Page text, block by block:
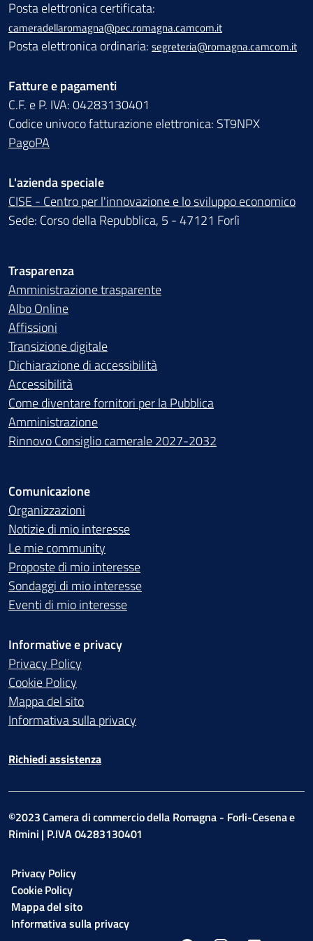
Posta elettronica certificata:
cameradellaromagna@pec.romagna.camcom.it
Posta elettronica ordinaria: segreteria@romagna.camcom.it
Fatture e pagamenti
C.F. e P. IVA: 04283130401
Codice univoco fatturazione elettronica: ST9NPX
PagoPA
L'azienda speciale
CISE - Centro per l'innovazione e lo sviluppo economico
Sede: Corso della Repubblica, 5 - 47121 Forlì
Trasparenza
Amministrazione trasparente
Albo Online
Affissioni
Transizione digitale
Dichiarazione di accessibilità
Accessibilità
Come diventare fornitori per la Pubblica
Amministrazione
Rinnovo Consiglio camerale 2027-2032
Comunicazione
Organizzazioni
Notizie di mio interesse
Le mie community
Proposte di mio interesse
Sondaggi di mio interesse
Eventi di mio interesse
Informative e privacy
Privacy Policy
Cookie Policy
Mappa del sito
Informativa sulla privacy
Richiedi assistenza
©2023 Camera di commercio della Romagna - Forli-Cesena e
Rimini | P.IVA 04283130401
Privacy Policy
Cookie Policy
Mappa del sito
Informativa sulla privacy